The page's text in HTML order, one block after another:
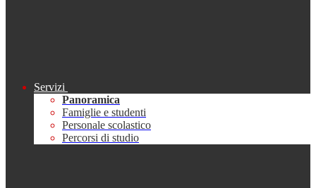
Servizi
Panoramica
Famiglie e studenti
Personale scolastico
Percorsi di studio